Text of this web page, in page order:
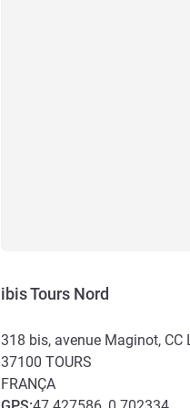
ibis Tours Nord
318 bis, avenue Maginot, CC
37100 TOURS
FRANÇA